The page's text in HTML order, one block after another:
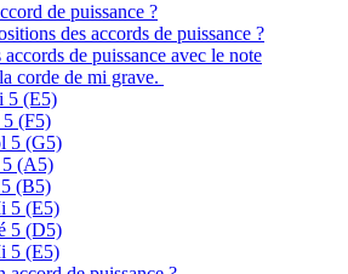
de puissance ?
des accords de puissance ?
de puissance avec le note
corde de mi grave.
5 (E5)
5 (F5)
5 (G5)
5 (A5)
5 (B5)
5 (E5)
5 (D5)
5 (E5)